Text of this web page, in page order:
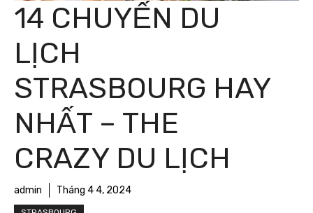
14 CHUYẾN DU
LỊCH
STRASBOURG HAY
NHẤT – THE
CRAZY DU LỊCH
admin Tháng 4 4, 2024